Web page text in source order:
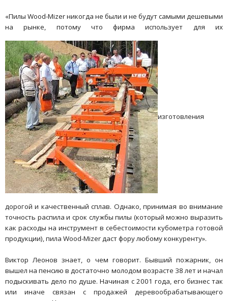
«Пилы Wood-Mizer никогда не были и не будут самыми дешевыми
на рынке, потому что фирма использует для их
изготовления
дорогой и качественный сплав. Однако, принимая во внимание
точность распила и срок службы пилы (который можно выразить
как расходы на инструмент в себестоимости кубометра готовой
продукции), пила Wood-Mizer даст фору любому конкуренту».
Виктор Леонов знает, о чем говорит. Бывший пожарник, он
вышел на пенсию в достаточно молодом возрасте 38 лет и начал
подыскивать дело по душе. Начиная с 2001 года, его бизнес так
или иначе связан с продажей деревообрабатывающего